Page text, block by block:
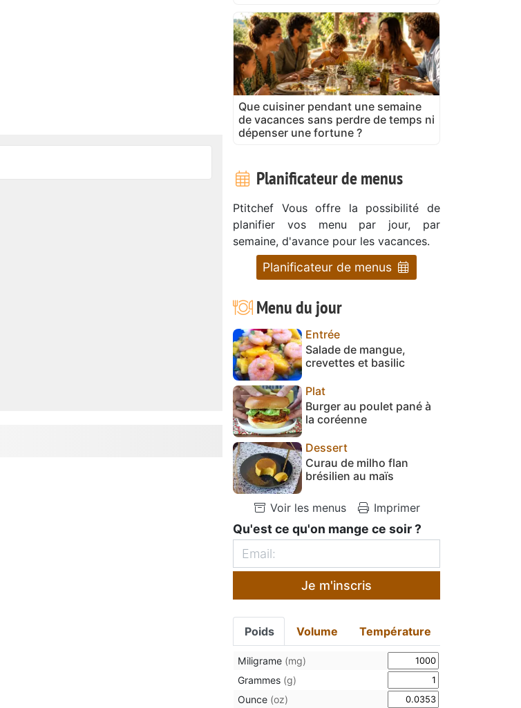
Que cuisiner pendant une semaine
de vacances sans perdre de temps ni
dépenser une fortune ?
Planificateur de menus
Ptitchef Vous offre la possibilité de
planifier vos menu par jour, par
semaine, d'avance pour les vacances.
Planificateur de menus
Menu du jour
Entrée
Salade de mangue,
crevettes et basilic
Plat
Burger au poulet pané à
la coréenne
Dessert
Curau de milho flan
brésilien au maïs
Voir les menus Imprimer
Qu'est ce qu'on mange ce soir ?
Je m'inscris
Poids Volume Température
Miligrame (mg)
Grammes (g)
Ounce (oz)